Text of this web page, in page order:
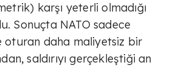
karşı yeterli olmadığı
Sonuçta NATO sadece
oturan daha maliyetsiz bir
saldırıyı gerçekleştiği an